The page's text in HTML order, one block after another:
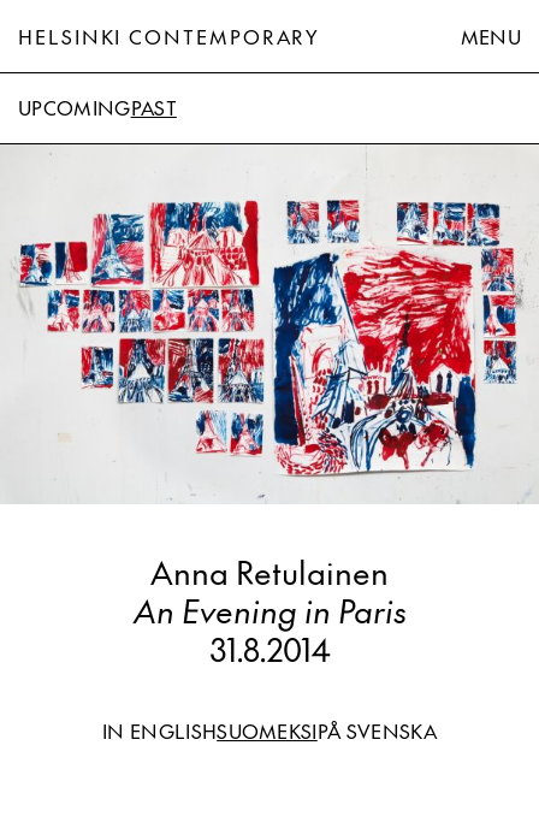
HELSINKI CONTEMPORARY MENU
UPCOMINGPAST
Anna Retulainen
An Evening in Paris
31.8.2014
IN ENGLISHSUOMEKSIPÅ SVENSKA